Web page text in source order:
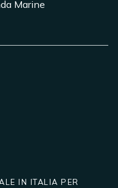
Marine
IN ITALIA PER